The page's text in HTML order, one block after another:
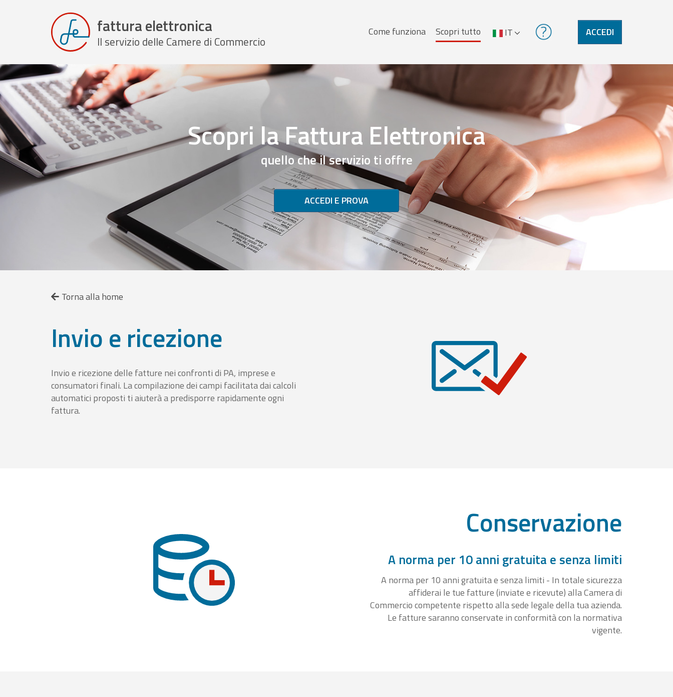
fattura elettronica
Il servizio delle Camere di Commercio Menu
principale
Come funziona Scopri tutto IT ACCEDI
Scopri la Fattura Elettronica
quello che il servizio ti offre
ACCEDI E PROVA
Torna alla home
Invio e ricezione
Invio e ricezione delle fatture nei confronti di PA, imprese e
consumatori finali. La compilazione dei campi facilitata dai calcoli
automatici proposti ti aiuterà a predisporre rapidamente ogni
fattura.
Conservazione
A norma per 10 anni gratuita e senza limiti
A norma per 10 anni gratuita e senza limiti - In totale sicurezza
affiderai le tue fatture (inviate e ricevute) alla Camera di
Commercio competente rispetto alla sede legale della tua azienda.
Le fatture saranno conservate in conformità con la normativa
vigente.